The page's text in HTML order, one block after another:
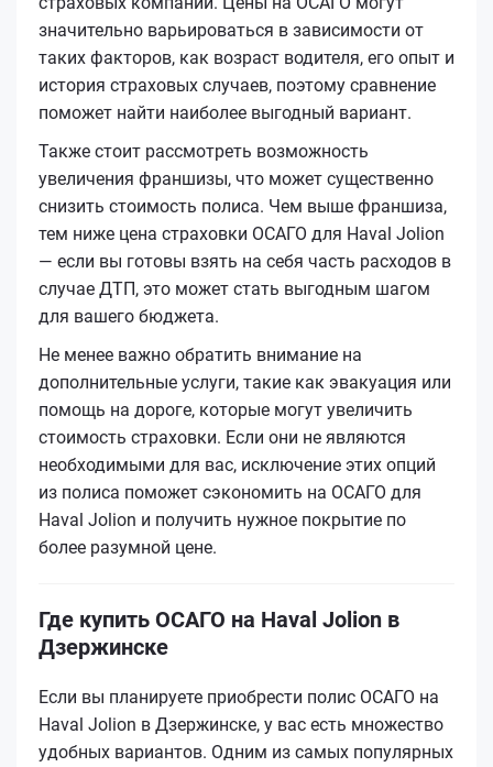
значительно варьироваться в зависимости от
таких факторов, как возраст водителя, его опыт и
история страховых случаев, поэтому сравнение
поможет найти наиболее выгодный вариант.
Также стоит рассмотреть возможность
увеличения франшизы, что может существенно
снизить стоимость полиса. Чем выше франшиза,
тем ниже цена страховки ОСАГО для Haval Jolion
— если вы готовы взять на себя часть расходов в
случае ДТП, это может стать выгодным шагом
для вашего бюджета.
Не менее важно обратить внимание на
дополнительные услуги, такие как эвакуация или
помощь на дороге, которые могут увеличить
стоимость страховки. Если они не являются
необходимыми для вас, исключение этих опций
из полиса поможет сэкономить на ОСАГО для
Haval Jolion и получить нужное покрытие по
более разумной цене.
Где купить ОСАГО на Haval Jolion в
Дзержинске
Если вы планируете приобрести полис ОСАГО на
Haval Jolion в Дзержинске, у вас есть множество
удобных вариантов. Одним из самых популярных